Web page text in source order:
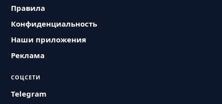
Правила
Конфиденциальность
Наши приложения
Реклама
СОЦСЕТИ
Telegram